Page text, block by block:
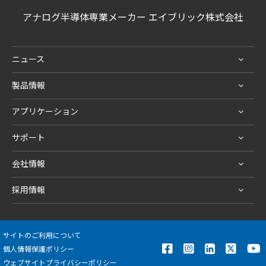
アナログ半導体専業メーカー エイブリック株式会社
ニュース
製品情報
アプリケーション
サポート
会社情報
採用情報
サイトのご利用について
個人情報保護ポリシー
ウェブサイトプライバシーポリシー